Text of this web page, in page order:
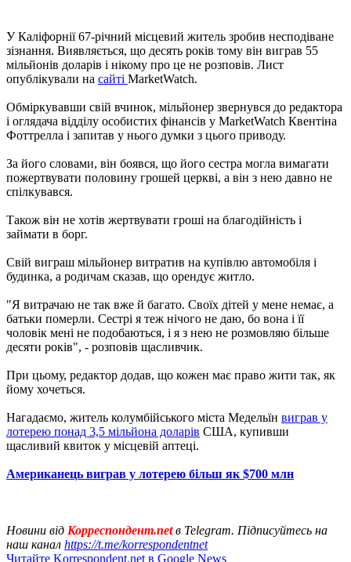
У Каліфорнії 67-річний місцевий житель зробив несподіване
зізнання. Виявляється, що десять років тому він виграв 55
мільйонів доларів і нікому про це не розповів. Лист
опублікували на сайті MarketWatch.
Обміркувавши свій вчинок, мільйонер звернувся до редактора
і оглядача відділу особистих фінансів у MarketWatch Квентіна
Фоттрелла і запитав у нього думки з цього приводу.
За його словами, він боявся, що його сестра могла вимагати
пожертвувати половину грошей церкві, а він з нею давно не
спілкувався.
Також він не хотів жертвувати гроші на благодійність і
займати в борг.
Свій виграш мільйонер витратив на купівлю автомобіля і
будинка, а родичам сказав, що орендує житло.
"Я витрачаю не так вже й багато. Своїх дітей у мене немає, а
батьки померли. Сестрі я теж нічого не даю, бо вона і її
чоловік мені не подобаються, і я з нею не розмовляю більше
десяти років", - розповів щасливчик.
При цьому, редактор додав, що кожен має право жити так, як
йому хочеться.
Нагадаємо, житель колумбійського міста Медельїн виграв у
лотерею понад 3,5 мільйона доларів США, купивши
щасливий квиток у місцевій аптеці.
Американець виграв у лотерею більш як $700 млн
Новини від Корреспондент.netв Telegram. Підписуйтесь на
наш канал https://t.me/korrespondentnet
Читайте Korrespondent.net в Google News